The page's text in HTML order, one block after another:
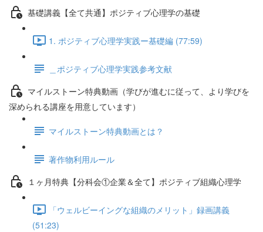
基礎講義【全て共通】ポジティブ心理学の基礎
1. ポジティブ心理学実践ー基礎編 (77:59)
＿ポジティブ心理学実践参考文献
マイルストーン特典動画（学びが進むに従って、より学びを
深められる講座を用意しています）
マイルストーン特典動画とは？
著作物利用ルール
１ヶ月特典【分科会①企業＆全て】ポジティブ組織心理学
「ウェルビーイングな組織のメリット」録画講義
(51:23)